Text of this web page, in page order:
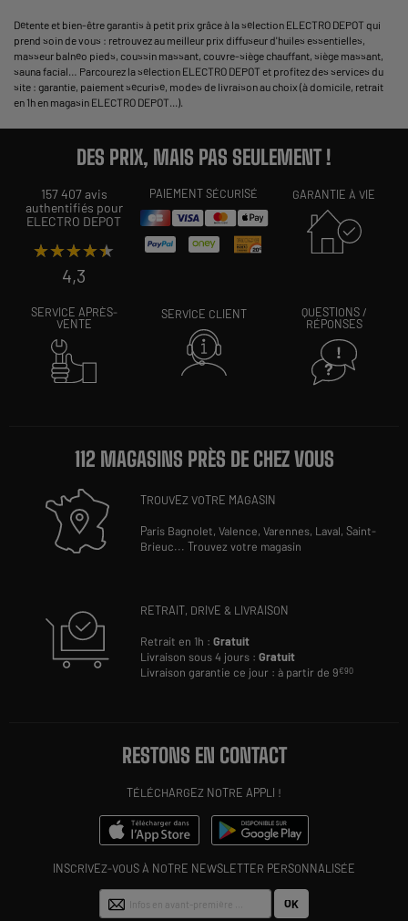
Détente et bien-être garantis à petit prix grâce à la sélection ELECTRO DEPOT qui
prend soin de vous : retrouvez au meilleur prix diffuseur d'huiles essentielles,
masseur balnéo pieds, coussin massant, couvre-siège chauffant, siège massant,
sauna facial… Parcourez la sélection ELECTRO DEPOT et profitez des services du
site : garantie, paiement sécurisé, modes de livraison au choix (à domicile, retrait
en 1h en magasin ELECTRO DEPOT...).
DES PRIX, MAIS PAS SEULEMENT !
157 407 avis
authentifiés pour
ELECTRO DEPOT
★★★★★
★★★★★
4,3
PAIEMENT SÉCURISÉ GARANTIE À VIE
SERVICE APRÈS-
VENTE
SERVICE CLIENT
QUESTIONS /
RÉPONSES
112 MAGASINS PRÈS DE CHEZ VOUS
TROUVEZ VOTRE MAGASIN
Paris Bagnolet,Valence,Varennes, Laval,Saint-
Brieuc...Trouvez votre magasin
RETRAIT, DRIVE & LIVRAISON
Retrait en 1h :Gratuit
Livraison sous 4 jours :Gratuit
Livraison garantie ce jour : à partir de 9€90
RESTONS EN CONTACT
TÉLÉCHARGEZ NOTRE APPLI !
INSCRIVEZ-VOUS À NOTRE NEWSLETTER PERSONNALISÉE
OK